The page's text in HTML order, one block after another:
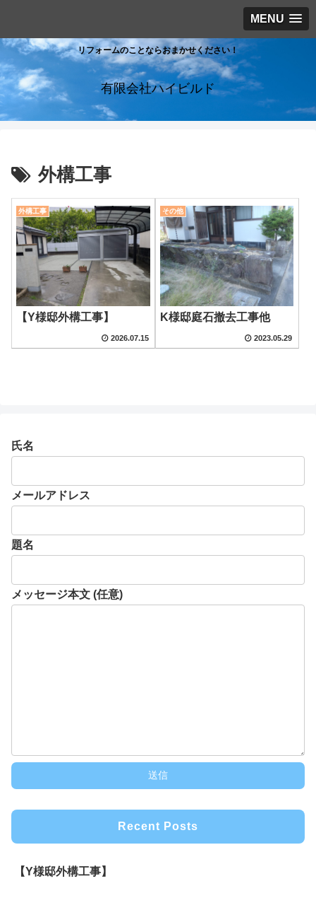
MENU
リフォームのことならおまかせください！
有限会社ハイビルド
外構工事
外構工事
【Y様邸外構工事】
2026.07.15
その他
K様邸庭石撤去工事他
2023.05.29
氏名
メールアドレス
題名
メッセージ本文 (任意)
Recent Posts
【Y様邸外構工事】